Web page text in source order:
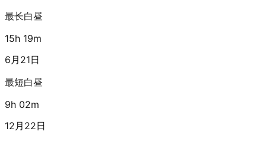
最长白昼
15h 19m
6月21日
最短白昼
9h 02m
12月22日